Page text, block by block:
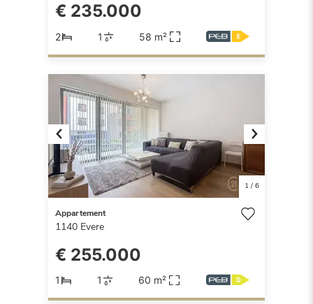
€ 235.000
2 1 58 m²
Previous Next
1/ 6
Appartement
1140 Evere
€ 255.000
1 1 60 m²